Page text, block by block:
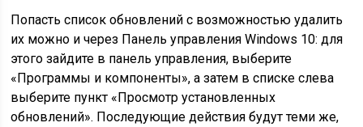
Попасть список обновлений с возможностью удалить
их можно и через Панель управления Windows 10: для
этого зайдите в панель управления, выберите
«Программы и компоненты», а затем в списке слева
выберите пункт «Просмотр установленных
обновлений». Последующие действия будут теми же,